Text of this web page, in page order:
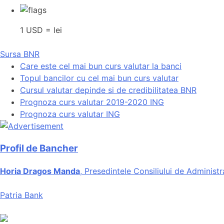
1 USD = lei
Sursa BNR
Care este cel mai bun curs valutar la banci
Topul bancilor cu cel mai bun curs valutar
Cursul valutar depinde si de credibilitatea BNR
Prognoza curs valutar 2019-2020 ING
Prognoza curs valutar ING
Profil de Bancher
Horia Dragos Manda, Presedintele Consiliului de
Patria Bank